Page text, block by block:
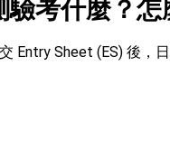
考什麼？怎
Entry Sheet (ES) 後，